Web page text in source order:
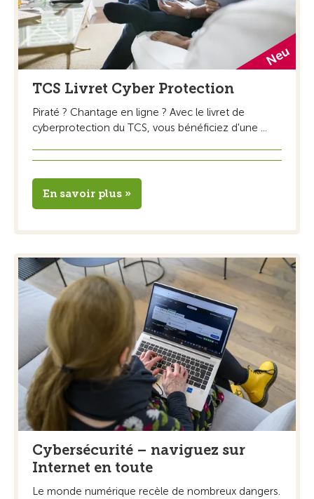
TCS Livret Cyber Protection
Piraté ? Chantage en ligne ? Avec le livret de
cyberprotection du TCS, vous bénéficiez d'une ...
En savoir plus »
Cybersécurité – naviguez sur
Internet en toute
Le monde numérique recèle de nombreux dangers.